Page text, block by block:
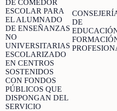
DE COMEDOR
ESCOLAR PARA
EL ALUMNADO
DE ENSEÑANZAS
NO
UNIVERSITARIAS
ESCOLARIZADO
EN CENTROS
SOSTENIDOS
CON FONDOS
PÚBLICOS QUE
DISPONGAN DEL
SERVICIO
DE